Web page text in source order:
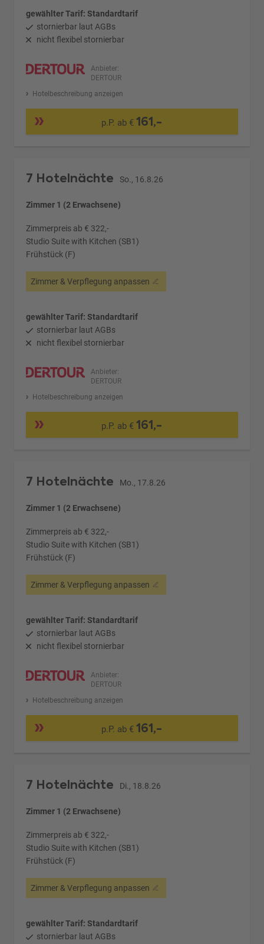
gewählter Tarif: Standardtarif
stornierbar laut AGBs
nicht flexibel stornierbar
Anbieter:
DERTOUR
Hotelbeschreibung anzeigen
p.P. ab €161,-
7 Hotelnächte So., 16.8.26
Zimmer 1 (2 Erwachsene)
Zimmerpreis ab € 322,-
Studio Suite with Kitchen (SB1)
Frühstück (F)
Zimmer & Verpflegung anpassen
gewählter Tarif: Standardtarif
stornierbar laut AGBs
nicht flexibel stornierbar
Anbieter:
DERTOUR
Hotelbeschreibung anzeigen
p.P. ab €161,-
7 Hotelnächte Mo., 17.8.26
Zimmer 1 (2 Erwachsene)
Zimmerpreis ab € 322,-
Studio Suite with Kitchen (SB1)
Frühstück (F)
Zimmer & Verpflegung anpassen
gewählter Tarif: Standardtarif
stornierbar laut AGBs
nicht flexibel stornierbar
Anbieter:
DERTOUR
Hotelbeschreibung anzeigen
p.P. ab €161,-
7 Hotelnächte Di., 18.8.26
Zimmer 1 (2 Erwachsene)
Zimmerpreis ab € 322,-
Studio Suite with Kitchen (SB1)
Frühstück (F)
Zimmer & Verpflegung anpassen
gewählter Tarif: Standardtarif
stornierbar laut AGBs